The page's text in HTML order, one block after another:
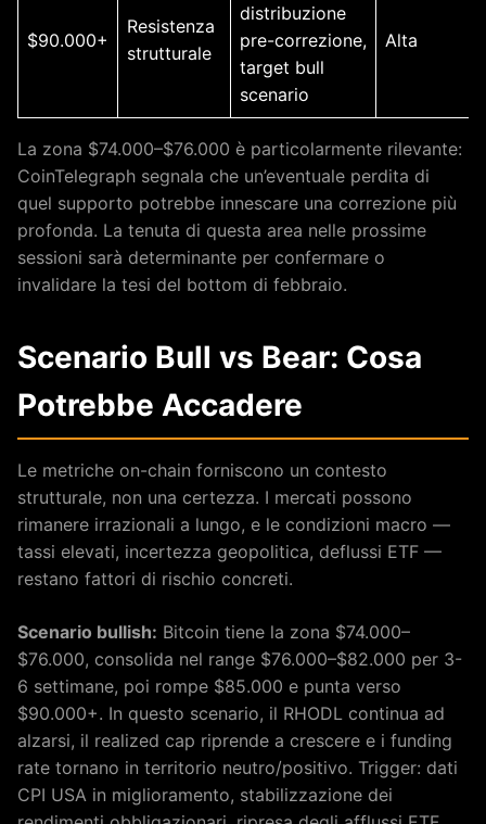
$90.000+
Resistenza
strutturale
distribuzione
pre-correzione,
target bull
scenario
Alta
La zona $74.000–$76.000 è particolarmente rilevante:
CoinTelegraph segnala che un’eventuale perdita di
quel supporto potrebbe innescare una correzione più
profonda. La tenuta di questa area nelle prossime
sessioni sarà determinante per confermare o
invalidare la tesi del bottom di febbraio.
Scenario Bull vs Bear: Cosa
Potrebbe Accadere
Le metriche on-chain forniscono un contesto
strutturale, non una certezza. I mercati possono
rimanere irrazionali a lungo, e le condizioni macro —
tassi elevati, incertezza geopolitica, deflussi ETF —
restano fattori di rischio concreti.
Scenario bullish: Bitcoin tiene la zona $74.000–
$76.000, consolida nel range $76.000–$82.000 per 3-
6 settimane, poi rompe $85.000 e punta verso
$90.000+. In questo scenario, il RHODL continua ad
alzarsi, il realized cap riprende a crescere e i funding
rate tornano in territorio neutro/positivo. Trigger: dati
CPI USA in miglioramento, stabilizzazione dei